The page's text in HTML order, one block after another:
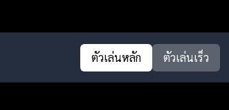
ตัวเล่นหลัก ตัวเล่นเร็ว